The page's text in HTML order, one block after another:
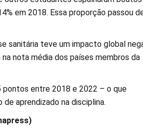
em 2018. Essa proporção passou
sanitária teve um impacto global
nota média dos países membros da
pontos entre 2018 e 2022 – o que
aprendizado na disciplina.